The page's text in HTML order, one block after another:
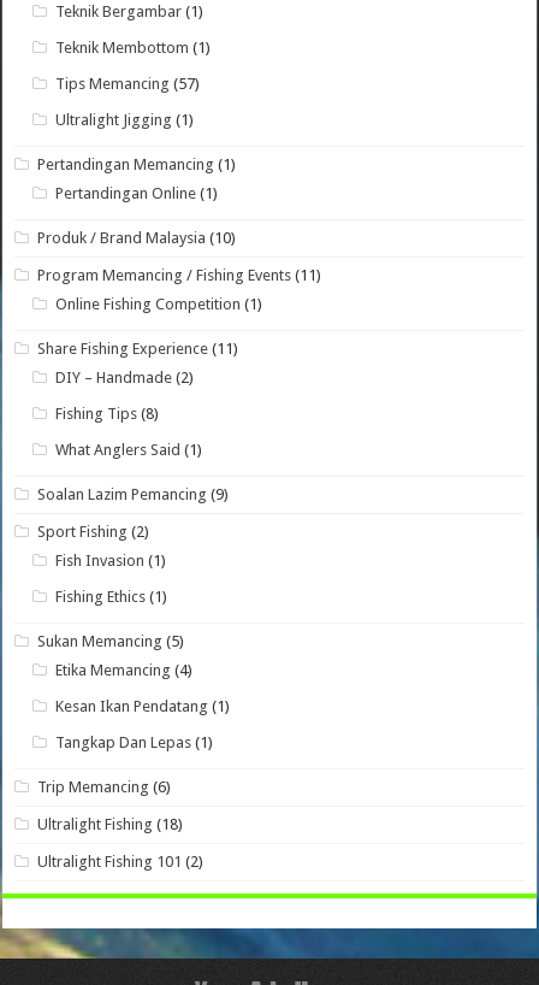
Teknik Bergambar (1)
Teknik Membottom (1)
Tips Memancing (57)
Ultralight Jigging (1)
Pertandingan Memancing (1)
Pertandingan Online (1)
Produk / Brand Malaysia (10)
Program Memancing / Fishing Events (11)
Online Fishing Competition (1)
Share Fishing Experience (11)
DIY – Handmade (2)
Fishing Tips (8)
What Anglers Said (1)
Soalan Lazim Pemancing (9)
Sport Fishing (2)
Fish Invasion (1)
Fishing Ethics (1)
Sukan Memancing (5)
Etika Memancing (4)
Kesan Ikan Pendatang (1)
Tangkap Dan Lepas (1)
Trip Memancing (6)
Ultralight Fishing (18)
Ultralight Fishing 101 (2)